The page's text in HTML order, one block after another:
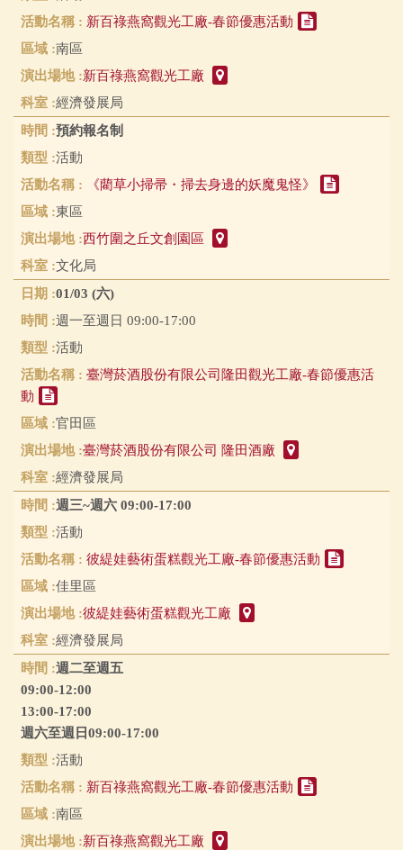
新百祿燕窩觀光工廠-春節優惠活動
南區
新百祿燕窩觀光工廠
經濟發展局
預約報名制
活動
《藺草小掃帚・掃去身邊的妖魔鬼怪》
東區
西竹圍之丘文創園區
文化局
01/03 (六)
週一至週日 09:00-17:00
活動
臺灣菸酒股份有限公司隆田觀光工廠-春節優惠活
動
官田區
臺灣菸酒股份有限公司 隆田酒廠
經濟發展局
週三~週六 09:00-17:00
活動
彼緹娃藝術蛋糕觀光工廠-春節優惠活動
佳里區
彼緹娃藝術蛋糕觀光工廠
經濟發展局
週二至週五
09:00-12:00
13:00-17:00
週六至週日09:00-17:00
活動
新百祿燕窩觀光工廠-春節優惠活動
南區
新百祿燕窩觀光工廠